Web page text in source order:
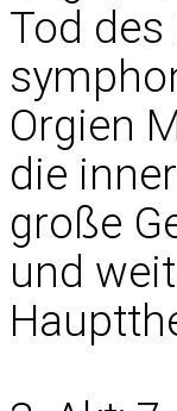
Tod
Orgien
die
große
und